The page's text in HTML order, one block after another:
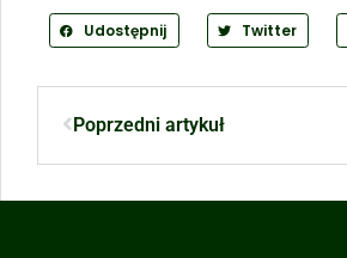
Udostępnij Twitter
Poprzedni artykuł